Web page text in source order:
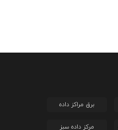
برق مراکز داده
مرکز داده سبز